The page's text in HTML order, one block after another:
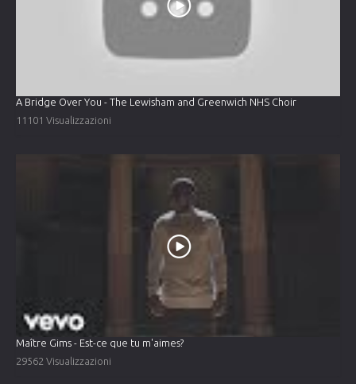
A Bridge Over You - The Lewisham and Greenwich NHS Choir
11101 Visualizzazioni
Maître Gims - Est-ce que tu m'aimes?
29562 Visualizzazioni